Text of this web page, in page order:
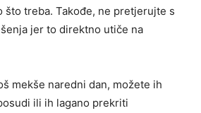
što treba. Takođe, ne pretjerujte s
jer to direktno utiče na
mekše naredni dan, možete ih
ili ih lagano prekriti